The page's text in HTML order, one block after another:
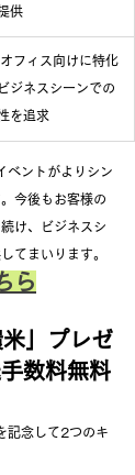
供
フィス向けに特化
ジネスシーンでの
を追求
ベントがよりシン
今後もお客様の
け、ビジネスシ
てまいります。
ら
」プレゼ
数料無料
記念して2つのキ